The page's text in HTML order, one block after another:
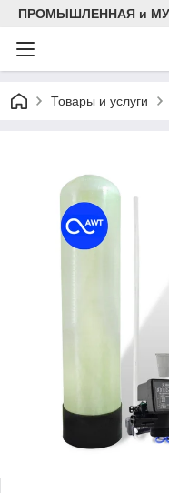
ПРОМЫШЛЕННАЯ и
Товары и услуги